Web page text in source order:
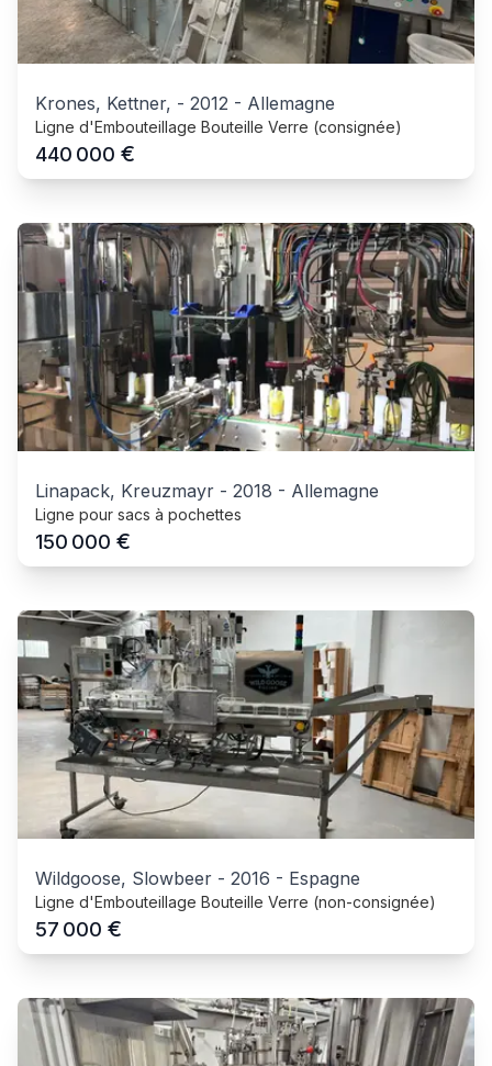
Krones, Kettner, - 2012 - Allemagne
Ligne d'Embouteillage Bouteille Verre (consignée)
440 000 €
Linapack, Kreuzmayr - 2018 - Allemagne
Ligne pour sacs à pochettes
150 000 €
Wildgoose, Slowbeer - 2016 - Espagne
Ligne d'Embouteillage Bouteille Verre (non-consignée)
57 000 €